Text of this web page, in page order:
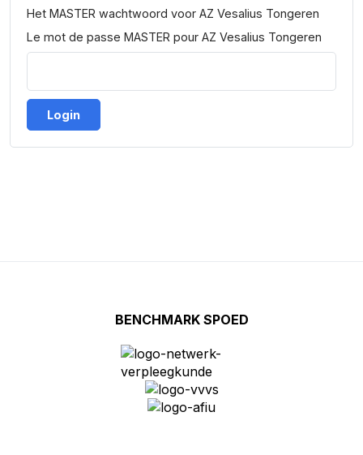
Het MASTER wachtwoord voor AZ Vesalius Tongeren
Le mot de passe MASTER pour AZ Vesalius Tongeren
Login
BENCHMARK SPOED